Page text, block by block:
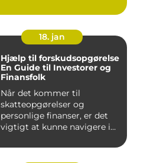
18. jan
Hjælp til forskudsopgørelse
En Guide til Investorer og
Finansfolk
Når det kommer til
skatteopgørelser og
personlige finanser, er det
vigtigt at kunne navigere i